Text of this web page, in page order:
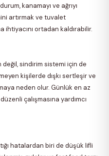
kanamayı ve ağrıyı
artırmak ve tuvalet
ihtiyacını ortadan kaldırabilir.
değil, sindirim sistemi için de
kişilerde dışkı sertleşir ve
neden olur. Günlük en az
çalışmasına yardımcı
hatalardan biri de düşük lifli